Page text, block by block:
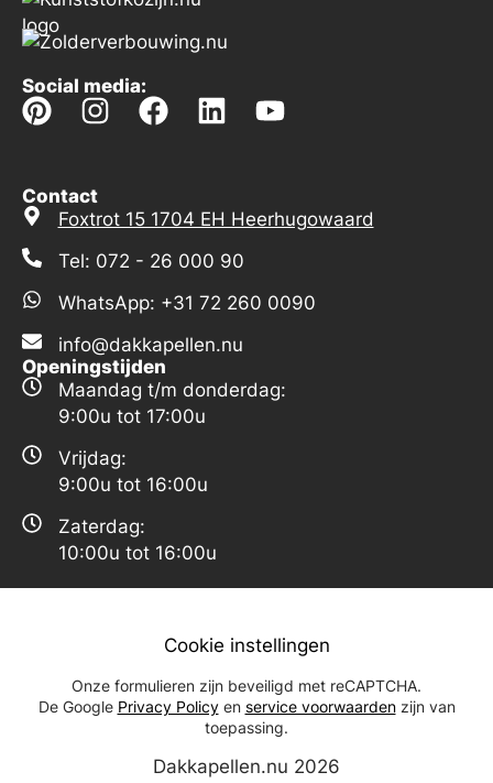
Social media:
Contact
Foxtrot 15 1704 EH Heerhugowaard
Tel: 072 - 26 000 90
WhatsApp: +31 72 260 0090
info@dakkapellen.nu
Openingstijden
Maandag t/m donderdag:
9:00u tot 17:00u
Vrijdag:
9:00u tot 16:00u
Zaterdag:
10:00u tot 16:00u
Cookie instellingen
Onze formulieren zijn beveiligd met reCAPTCHA.
De Google Privacy Policyen service voorwaardenzijn van
toepassing.
Dakkapellen.nu 2026